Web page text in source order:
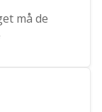
må de